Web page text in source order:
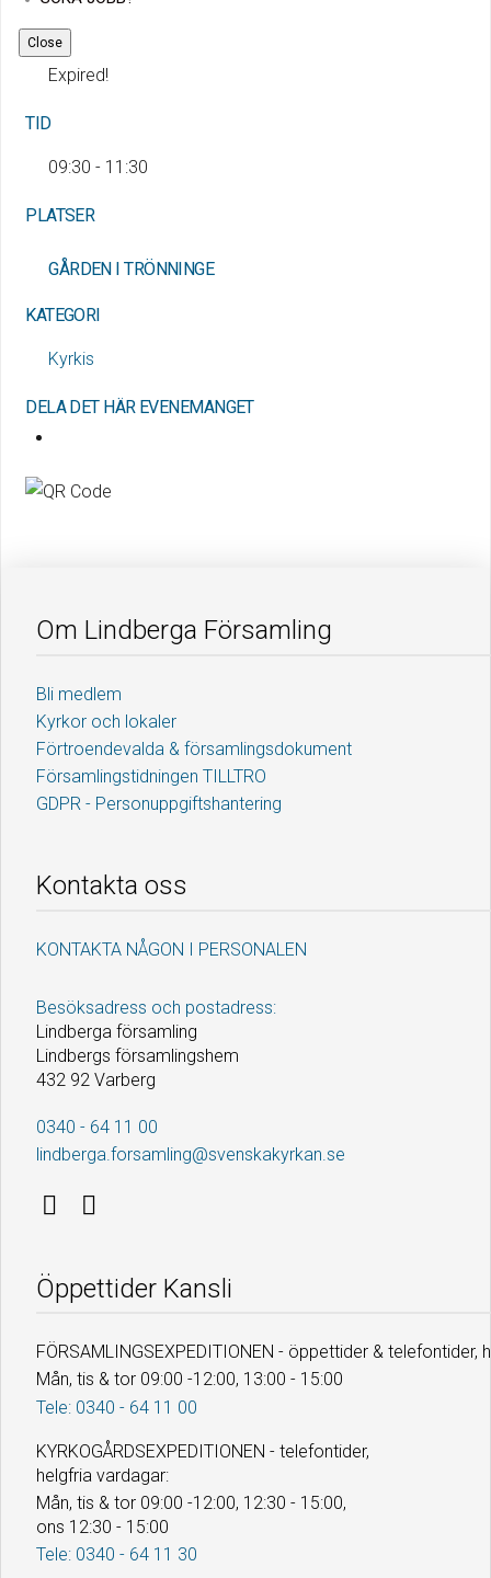
Close
Expired!
TID
09:30 - 11:30
PLATSER
GÅRDEN I TRÖNNINGE
KATEGORI
Kyrkis
DELA DET HÄR EVENEMANGET
Om Lindberga Församling
Bli medlem
Kyrkor och lokaler
Förtroendevalda & församlingsdokument
Församlingstidningen TILLTRO
GDPR - Personuppgiftshantering
Kontakta oss
KONTAKTA NÅGON I PERSONALEN
Besöksadress och postadress:
Lindberga församling
Lindbergs församlingshem
432 92 Varberg
0340 - 64 11 00
lindberga.forsamling@svenskakyrkan.se
Öppettider Kansli
FÖRSAMLINGSEXPEDITIONEN - öppettider & telefontider,
Mån, tis & tor 09:00 -12:00, 13:00 - 15:00
Tele: 0340 - 64 11 00
KYRKOGÅRDSEXPEDITIONEN - telefontider,
helgfria vardagar:
Mån, tis & tor 09:00 -12:00, 12:30 - 15:00,
ons 12:30 - 15:00
Tele: 0340 - 64 11 30